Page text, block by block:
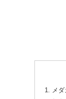
メ